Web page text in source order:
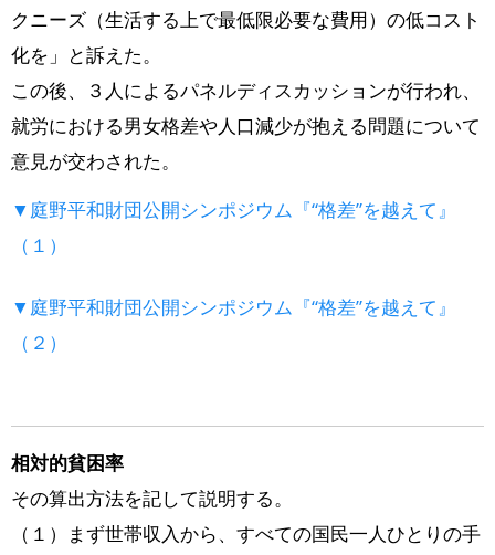
クニーズ（生活する上で最低限必要な費用）の低コスト
化を」と訴えた。
この後、３人によるパネルディスカッションが行われ、
就労における男女格差や人口減少が抱える問題について
意見が交わされた。
▼庭野平和財団公開シンポジウム『“格差”を越えて』
（１）
▼庭野平和財団公開シンポジウム『“格差”を越えて』
（２）
相対的貧困率
その算出方法を記して説明する。
（１）まず世帯収入から、すべての国民一人ひとりの手